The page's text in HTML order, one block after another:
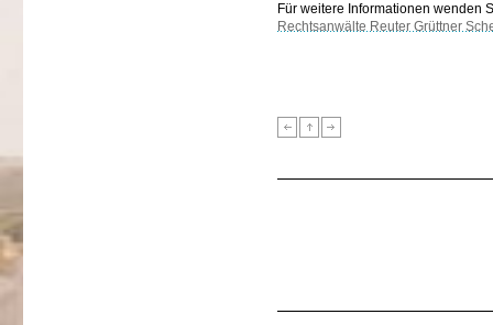
Für weitere Informationen wenden
Rechtsanwälte Reuter Grüttner